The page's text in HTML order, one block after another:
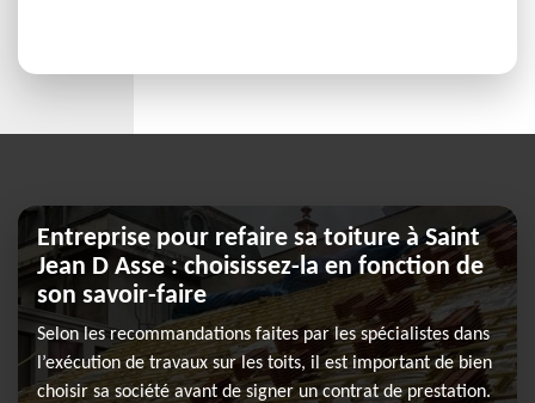
Entreprise pour refaire sa toiture à Saint
Jean D Asse : choisissez-la en fonction de
son savoir-faire
Selon les recommandations faites par les spécialistes dans
l’exécution de travaux sur les toits, il est important de bien
choisir sa société avant de signer un contrat de prestation.